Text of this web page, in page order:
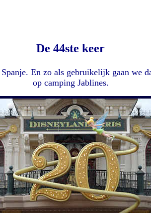
De 44ste keer
En zo als gebruikelijk gaan we
op camping Jablines.